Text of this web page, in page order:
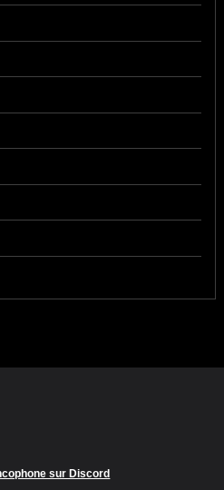
sur Discord